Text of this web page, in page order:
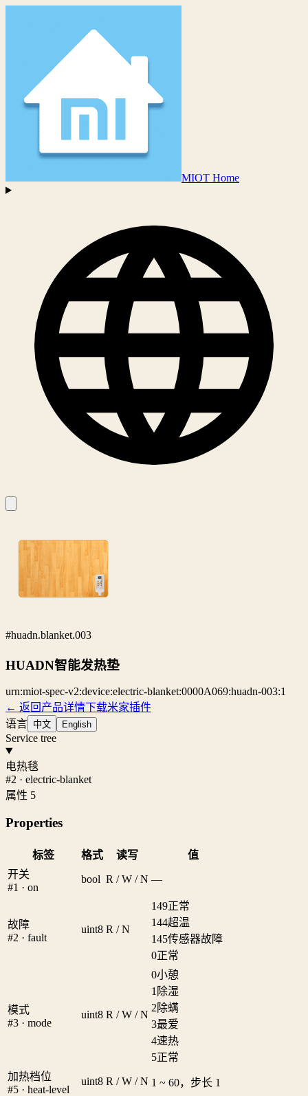
MIOT Home
#huadn.blanket.003
HUADN智能发热垫
urn:miot-spec-v2:device:electric-blanket:0000A069:huadn-003:1
← 返回产品详情下载米家插件
语言 中文 English
Service tree
电热毯
#2 · electric-blanket
属性 5
Properties
标签 格式 读写
值
开关
#1 · on
bool R / W / N —
故障
#2 · fault
uint8 R / N
149正常
144超温
145传感器故障
0正常
模式
#3 · mode
uint8 R / W / N
0小憩
1 除湿
2除螨
3最爱
4速热
5正常
加热档位
#5 · heat-level
uint8 R / W / N 1 ~ 60，步长 1